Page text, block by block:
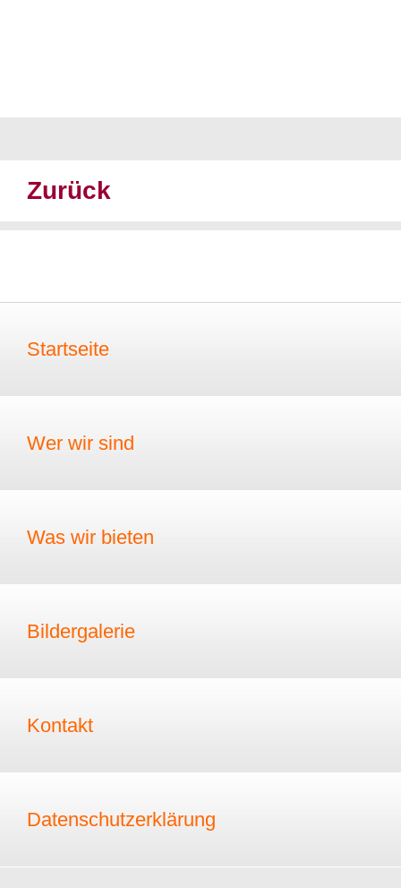
Zurück
Startseite
Wer wir sind
Was wir bieten
Bildergalerie
Kontakt
Datenschutzerklärung